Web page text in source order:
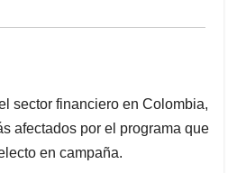
sector financiero en Colombia,
afectados por el programa que
en campaña.